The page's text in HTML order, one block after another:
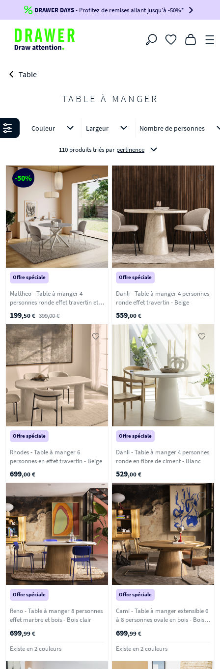
Jusqu'à-100€*sur votre commande !
BIKINI100
-voir conditions en bas de page-
DRAWER DAYS- Profitez de remises allant jusqu'à -50%*
Filtrer
Table
TABLE À MANGER
Affiner Couleur Largeur Nombre de personnes
110 produits triés par pertinence
-50%
Offre spéciale
Mattheo - Table à manger 4
personnes ronde effet travertin et
199,50 € 399,00 €
Offre spéciale
Danli - Table à manger 4 personnes
ronde effet travertin - Beige
559,00 €
Offre spéciale
Rhodes - Table à manger 6
personnes en effet travertin - Beige
699,00 €
Offre spéciale
Danli - Table à manger 4 personnes
ronde en fibre de ciment - Blanc
529,00 €
Offre spéciale
Reno - Table à manger 8 personnes
effet marbre et bois - Bois clair
699,99 €
Existe en 2 couleurs
Offre spéciale
Cami - Table à manger extensible 6
à 8 personnes ovale en bois - Bois
699,99 €
Existe en 2 couleurs